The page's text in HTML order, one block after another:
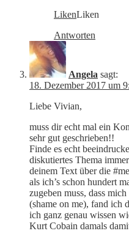
LikenLiken
Antworten
Angela sagt:
18. Dezember 2017 um
Liebe Vivian,
muss dir echt mal ein
sehr gut geschrieben!!
Finde es echt
diskutiertes Thema
deinem Text über die
als ich’s schon hundert
zugeben muss, dass
(shame on me), fand ich
ich ganz genau wissen
Kurt Cobain damals